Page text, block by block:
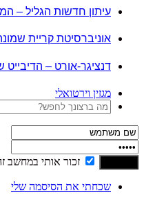
עיתון חדשות הגליל –
אוניברסיטת קריית
דנציגר-אורט – הדיבייט
מגזין וירטואלי
זכור אותי במחשב
שכחתי את הסיסמה שלי